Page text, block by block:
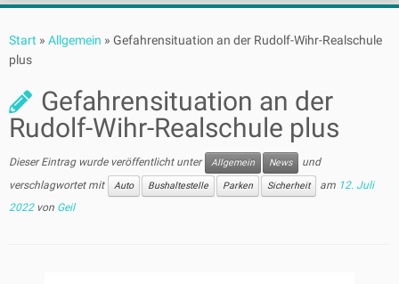
Inhalt
springen
Start » Allgemein » Gefahrensituation an der Rudolf-Wihr-Realschule
plus
Gefahrensituation an der
Rudolf-Wihr-Realschule plus
Dieser Eintrag wurde veröffentlicht unter Allgemein News
und
verschlagwortet mit
Auto Bushaltestelle Parken Sicherheit am 12. Juli
2022 von Geil